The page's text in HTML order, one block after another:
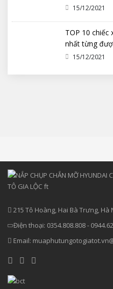
15/12/2021
TOP 10 chiếc
nhất từng
15/12/2021
215 Tô Hoàng, Hai Bà Trưng, Hà
Điện thoại: 0354.808.808-
Email: